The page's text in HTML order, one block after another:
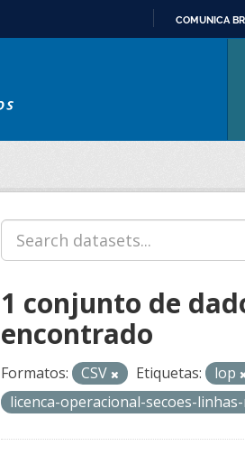
COMUNICA BR
1 conjunto de
encontrado
Formatos: CSV Etiquetas: lop
licenca-operacional-secoes-